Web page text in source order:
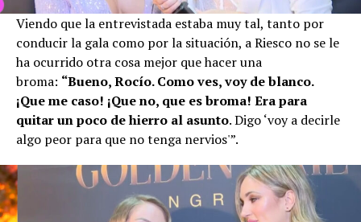
Viendo que la entrevistada estaba muy tal, tanto por
conducir la gala como por la situación, a Riesco no se le
ha ocurrido otra cosa mejor que hacer una
broma: “Bueno, Rocío. Como ves, voy de blanco.
¡Que me caso! ¡Que no, que es broma! Era para
quitar un poco de hierro al asunto. Digo ‘voy a decirle
algo peor para que no tenga nervios'”.